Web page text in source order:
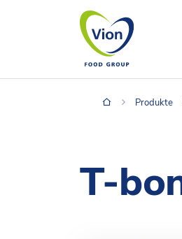
Produkte
T-